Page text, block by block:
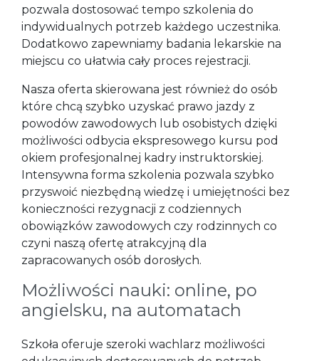
pozwala dostosować tempo szkolenia do
indywidualnych potrzeb każdego uczestnika.
Dodatkowo zapewniamy badania lekarskie na
miejscu co ułatwia cały proces rejestracji.
Nasza oferta skierowana jest również do osób
które chcą szybko uzyskać prawo jazdy z
powodów zawodowych lub osobistych dzięki
możliwości odbycia ekspresowego kursu pod
okiem profesjonalnej kadry instruktorskiej.
Intensywna forma szkolenia pozwala szybko
przyswoić niezbędną wiedzę i umiejętności bez
konieczności rezygnacji z codziennych
obowiązków zawodowych czy rodzinnych co
czyni naszą ofertę atrakcyjną dla
zapracowanych osób dorosłych.
Możliwości nauki: online, po
angielsku, na automatach
Szkoła oferuje szeroki wachlarz możliwości